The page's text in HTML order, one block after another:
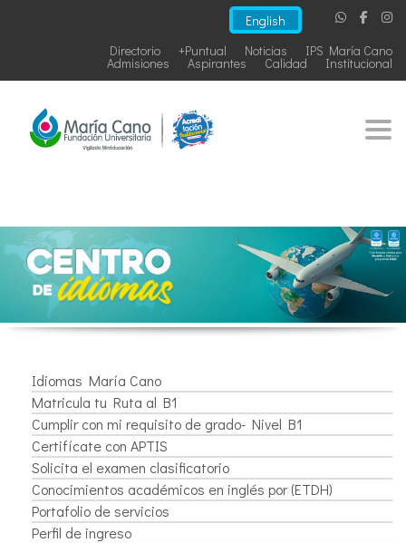
English
IPS María Cano
Noticias
+Puntual
Directorio
Institucional
Calidad
Aspirantes
Admisiones
Idiomas María Cano
Matricula tu Ruta al B1
Cumplir con mi requisito de grado- Nivel B1
Certifícate con APTIS
Solicita el examen clasificatorio
Conocimientos académicos en inglés por (ETDH)
Portafolio de servicios
Perfil de ingreso